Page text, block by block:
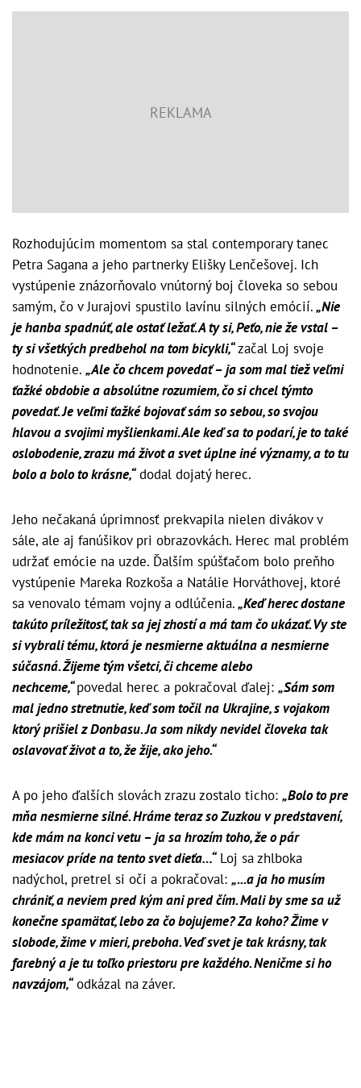
Rozhodujúcim momentom sa stal contemporary tanec
Petra Sagana a jeho partnerky Elišky Lenčešovej. Ich
vystúpenie znázorňovalo vnútorný boj človeka so sebou
samým, čo v Jurajovi spustilo lavínu silných emócií.„Nie
je hanba spadnúť, ale ostať ležať. A ty si, Peťo, nie že vstal –
ty si všetkých predbehol na tom bicykli,“začal Loj svoje
hodnotenie. „Ale čo chcem povedať – ja som mal tiež veľmi
ťažké obdobie a absolútne rozumiem, čo si chcel týmto
povedať. Je veľmi ťažké bojovať sám so sebou, so svojou
hlavou a svojimi myšlienkami. Ale keď sa to podarí, je to také
oslobodenie, zrazu má život a svet úplne iné významy, a to tu
bolo a bolo to krásne,“dodal dojatý herec.
Jeho nečakaná úprimnosť prekvapila nielen divákov v
sále, ale aj fanúšikov pri obrazovkách. Herec mal problém
udržať emócie na uzde. Ďalším spúšťačom bolo preňho
vystúpenie Mareka Rozkoša a Natálie Horváthovej, ktoré
sa venovalo témam vojny a odlúčenia.„Keď herec dostane
takúto príležitosť, tak sa jej zhostí a má tam čo ukázať. Vy ste
si vybrali tému, ktorá je nesmierne aktuálna a nesmierne
súčasná. Žijeme tým všetci, či chceme alebo
nechceme,“povedal herec a pokračoval ďalej: „Sám som
mal jedno stretnutie, keď som točil na Ukrajine, s vojakom
ktorý prišiel z Donbasu. Ja som nikdy nevidel človeka tak
oslavovať život a to, že žije, ako jeho.“
A po jeho ďalších slovách zrazu zostalo ticho: „Bolo to pre
mňa nesmierne silné. Hráme teraz so Zuzkou v predstavení,
kde mám na konci vetu – ja sa hrozím toho, že o pár
mesiacov príde na tento svet dieťa…“Loj sa zhlboka
nadýchol, pretrel si oči a pokračoval: „...a ja ho musím
chrániť, a neviem pred kým ani pred čím. Mali by sme sa už
konečne spamätať, lebo za čo bojujeme? Za koho? Žime v
slobode, žime v mieri, preboha. Veď svet je tak krásny, tak
farebný a je tu toľko priestoru pre každého. Neničme si ho
navzájom,“odkázal na záver.